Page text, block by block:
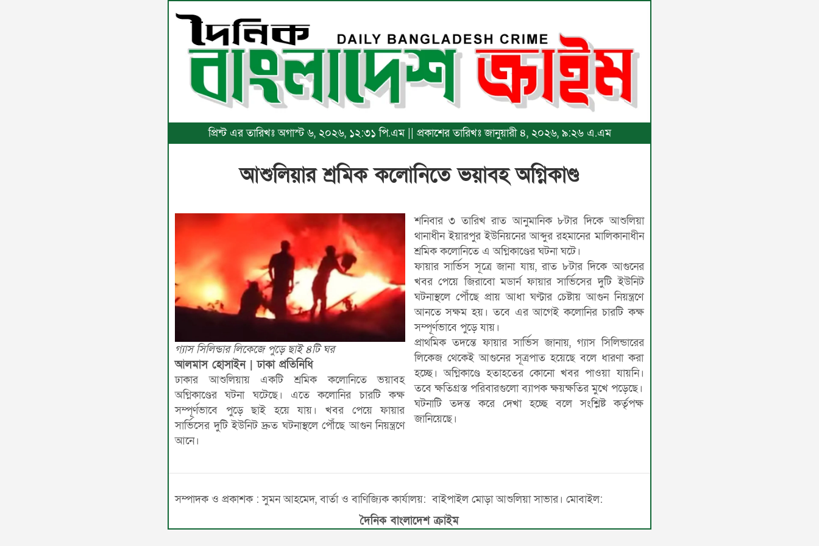
প্রিন্ট এর তারিখঃ অগাস্ট ৬, ২০২৬, ১২:৩১ পি.এম || প্রকাশের তারিখঃ জানুয়ারী ৪, ২০২৬, ৯:২৬ এ.এম
আশুলিয়ার শ্রমিক কলোনিতে ভয়াবহ অগ্নিকাণ্ড
গ্যাস সিলিন্ডার লিকেজে পুড়ে ছাই ৪টি ঘর
আলমাস হোসাইন | ঢাকা প্রতিনিধি
ঢাকার আশুলিয়ায় একটি শ্রমিক কলোনিতে ভয়াবহ
অগ্নিকাণ্ডের ঘটনা ঘটেছে। এতে কলোনির চারটি কক্ষ
সম্পূর্ণভাবে পুড়ে ছাই হয়ে যায়। খবর পেয়ে ফায়ার
সার্ভিসের দুটি ইউনিট দ্রুত ঘটনাস্থলে পৌঁছে আগুন নিয়ন্ত্রণে
আনে।
শনিবার ৩ তারিখ রাত আনুমানিক ৮টার দিকে আশুলিয়া
থানাধীন ইয়ারপুর ইউনিয়নের আব্দুর রহমানের মালিকানাধীন
শ্রমিক কলোনিতে এ অগ্নিকাণ্ডের ঘটনা ঘটে।
ফায়ার সার্ভিস সূত্রে জানা যায়, রাত ৮টার দিকে আগুনের
খবর পেয়ে জিরাবো মডার্ন ফায়ার সার্ভিসের দুটি ইউনিট
ঘটনাস্থলে পৌঁছে প্রায় আধা ঘণ্টার চেষ্টায় আগুন নিয়ন্ত্রণে
আনতে সক্ষম হয়। তবে এর আগেই কলোনির চারটি কক্ষ
সম্পূর্ণভাবে পুড়ে যায়।
প্রাথমিক তদন্তে ফায়ার সার্ভিস জানায়, গ্যাস সিলিন্ডারের
লিকেজ থেকেই আগুনের সূত্রপাত হয়েছে বলে ধারণা করা
হচ্ছে। অগ্নিকাণ্ডে হতাহতের কোনো খবর পাওয়া যায়নি।
তবে ক্ষতিগ্রস্ত পরিবারগুলো ব্যাপক ক্ষয়ক্ষতির মুখে পড়েছে।
ঘটনাটি তদন্ত করে দেখা হচ্ছে বলে সংশ্লিষ্ট কর্তৃপক্ষ
জানিয়েছে।
সম্পাদক ও প্রকাশক : সুমন আহমেদ, বার্তা ও বাণিজ্যিক কার্যালয়: বাইপাইল মোড়া আশুলিয়া সাভার। মোবাইল:
দৈনিক বাংলাদেশ ক্রাইম